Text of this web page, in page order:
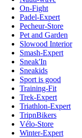
On-Fight
Padel-Expert
Pecheur-Store
Pet and Garden
Slowood Interior
Smash-Expert
Sneak'In
Sneakids
Sport is good
Training-Fit
Trek-Expert
Triathlon-Expert
TripnBikers
Vélo-Store
Winter-Expert